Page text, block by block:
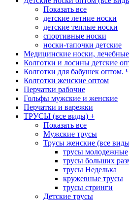
Показать все
детские летние носки
детские теплые носки
спортивные носки
носки-тапочки детские
Медицинские носки,
Колготки и лосины детские
Колготки для бабушек оптом.
Колготки женские оптом
Перчатки рабочие
Гольфы мужские и женские
Перчатки и варежки
ТРУСЫ (все виды) +
Показать все
Мужские трусы
Трусы женские (все
трусы молодежные
трусы больших
трусы Неделька
кружевные трусы
трусы стринги
Детские трусы